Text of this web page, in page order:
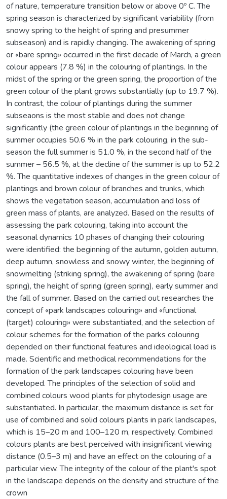
of nature, temperature transition below or above 0º C. The
spring season is characterized by significant variability (from
snowy spring to the height of spring and presummer
subseason) and is rapidly changing. The awakening of spring
or «bare spring» occurred in the first decade of March, a green
colour appears (7.8 %) in the colouring of plantings. In the
midst of the spring or the green spring, the proportion of the
green colour of the plant grows substantially (up to 19.7 %).
In contrast, the colour of plantings during the summer
subseaons is the most stable and does not change
significantly (the green colour of plantings in the beginning of
summer occupies 50.6 % in the park colouring, in the sub-
season the full summer is 51.0 %, in the second half of the
summer – 56.5 %, at the decline of the summer is up to 52.2
%. The quantitative indexes of changes in the green colour of
plantings and brown colour of branches and trunks, which
shows the vegetation season, accumulation and loss of
green mass of plants, are analyzed. Based on the results of
assessing the park colouring, taking into account the
seasonal dynamics 10 phases of changing their colouring
were identified: the beginning of the autumn, golden autumn,
deep autumn, snowless and snowy winter, the beginning of
snowmelting (striking spring), the awakening of spring (bare
spring), the height of spring (green spring), early summer and
the fall of summer. Based on the carried out researches the
concept of «park landscapes colouring» and «functional
(target) colouring» were substantiated, and the selection of
colour schemes for the formation of the parks colouring
depended on their functional features and ideological load is
made. Scientific and methodical recommendations for the
formation of the park landscapes colouring have been
developed. The principles of the selection of solid and
combined colours wood plants for phytodesign usage are
substantiated. In particular, the maximum distance is set for
use of combined and solid colours plants in park landscapes,
which is 15–20 m and 100–120 m, respectively. Combined
colours plants are best perceived with insignificant viewing
distance (0.5–3 m) and have an effect on the colouring of a
particular view. The integrity of the colour of the plant's spot
in the landscape depends on the density and structure of the
crown